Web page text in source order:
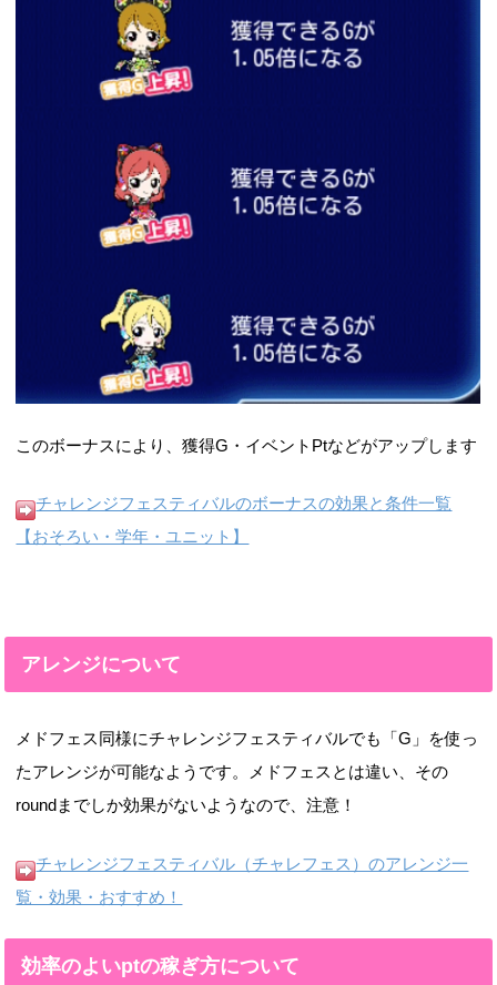
このボーナスにより、獲得G・イベントPtなどがアップします
チャレンジフェスティバルのボーナスの効果と条件一覧
【おそろい・学年・ユニット】
アレンジについて
メドフェス同様にチャレンジフェスティバルでも「G」を使っ
たアレンジが可能なようです。メドフェスとは違い、その
roundまでしか効果がないようなので、注意！
チャレンジフェスティバル（チャレフェス）のアレンジ一
覧・効果・おすすめ！
効率のよいptの稼ぎ方について